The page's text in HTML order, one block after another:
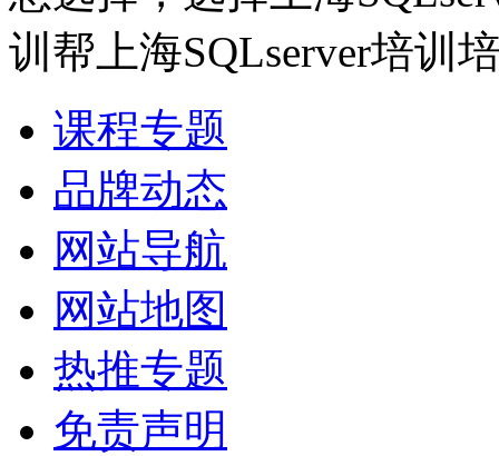
训帮上海SQLserver培训
课程专题
品牌动态
网站导航
网站地图
热推专题
免责声明